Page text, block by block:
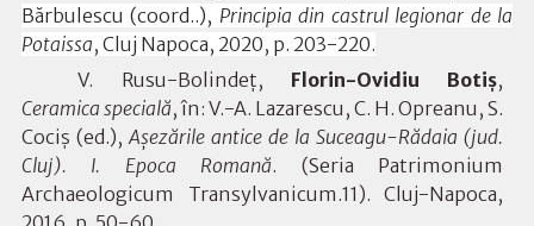
Bărbulescu (coord..), Principia din castrul legionar de la
Potaissa, Cluj Napoca, 2020, p. 203-220.
V. Rusu-Bolindeț, Florin-Ovidiu Botiș,
Ceramica specială, în: V.-A. Lazarescu, C. H. Opreanu, S.
Cociș (ed.),Așezările antice de la Suceagu-Rădaia (jud.
Cluj). I. Epoca Romană. (Seria Patrimonium
Archaeologicum Transylvanicum.11). Cluj-Napoca,